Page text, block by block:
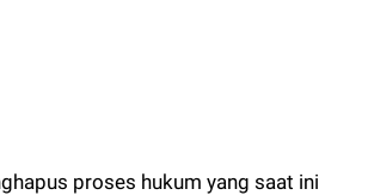
proses hukum yang saat ini